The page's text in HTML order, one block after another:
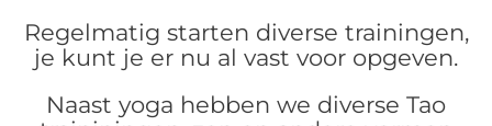
Regelmatig starten diverse trainingen,
je kunt je er nu al vast voor opgeven.
Naast yoga hebben we diverse Tao